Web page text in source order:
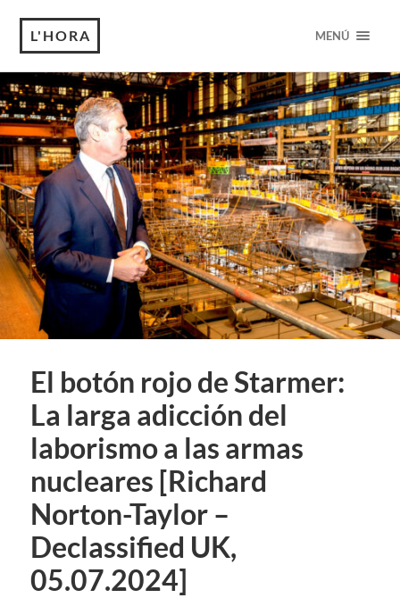
L'HORA MENÚ
El botón rojo de Starmer:
La larga adicción del
laborismo a las armas
nucleares [Richard
Norton-Taylor –
Declassified UK,
05.07.2024]